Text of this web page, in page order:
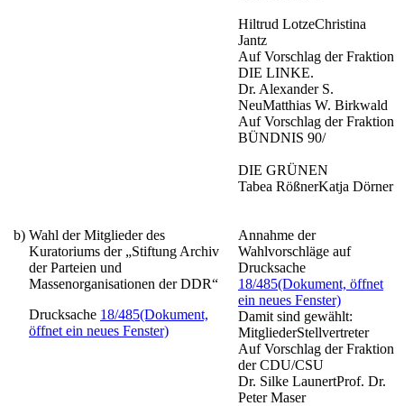
Hiltrud LotzeChristina
Jantz
Auf Vorschlag der Fraktion
DIE LINKE.
Dr. Alexander S.
NeuMatthias W. Birkwald
Auf Vorschlag der Fraktion
BÜNDNIS 90/
DIE GRÜNEN
Tabea RößnerKatja Dörner
b) Wahl der Mitglieder des
Kuratoriums der „Stiftung Archiv
der Parteien und
Massenorganisationen der DDR“
Drucksache 18/485(Dokument,
öffnet ein neues Fenster)
Annahme der
Wahlvorschläge auf
Drucksache
18/485(Dokument, öffnet
ein neues Fenster)
Damit sind gewählt:
MitgliederStellvertreter
Auf Vorschlag der Fraktion
der CDU/CSU
Dr. Silke LaunertProf. Dr.
Peter Maser